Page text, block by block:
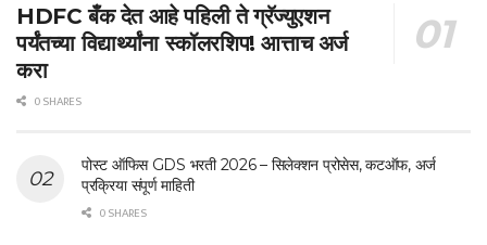
HDFC बँक देत आहे पहिली ते ग्रॅज्युएशन
पर्यंतच्या विद्यार्थ्यांना स्कॉलरशिप! आत्ताच अर्ज
करा
0 SHARES
पोस्ट ऑफिस GDS भरती 2026 – सिलेक्शन प्रोसेस, कटऑफ, अर्ज
प्रक्रिया संपूर्ण माहिती
0 SHARES